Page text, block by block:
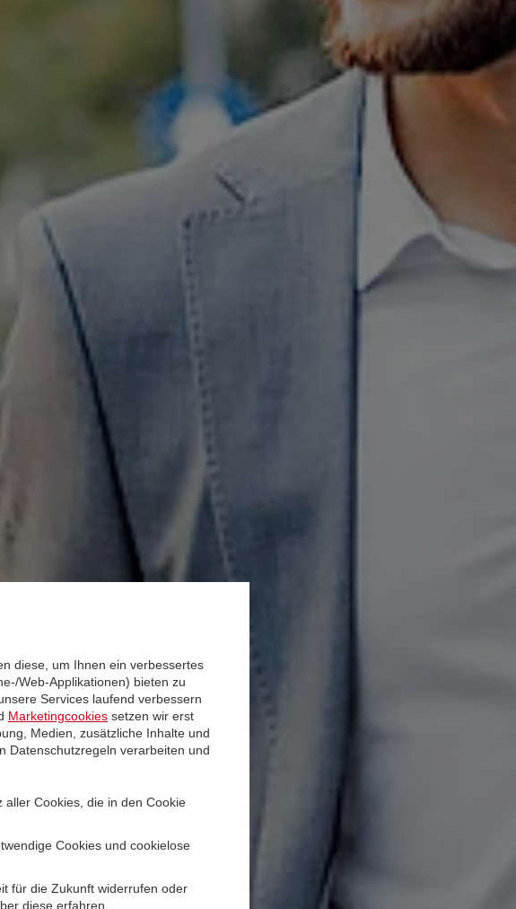
diese, um Ihnen ein verbessertes
Web-Applikationen) bieten zu
Services laufend verbessern
Marketingcookies setzen wir erst
Medien, zusätzliche Inhalte und
Datenschutzregeln verarbeiten und
aller Cookies, die in den Cookie
Cookies und cookielose
für die Zukunft widerrufen oder
diese erfahren.